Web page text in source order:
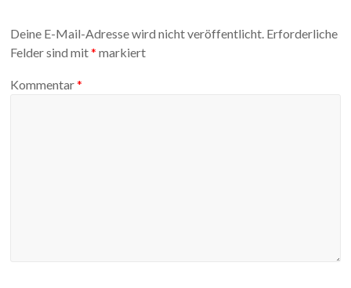
Deine E-Mail-Adresse wird nicht veröffentlicht. Erforderliche
Felder sind mit* markiert
Kommentar*